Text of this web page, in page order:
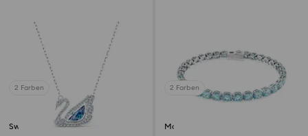
2 Farben
Swan Halskette
2 Farben
Matrix Tennis Armband